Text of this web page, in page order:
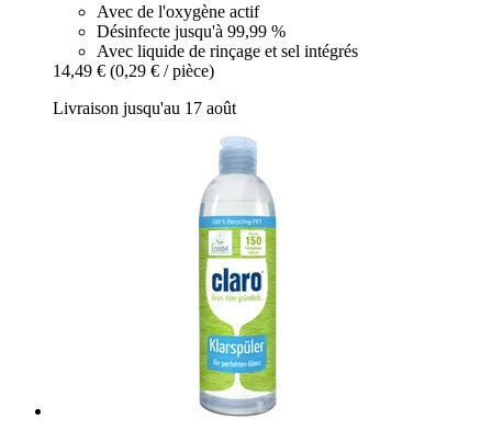
Avec de l'oxygène actif
Désinfecte jusqu'à 99,99 %
Avec liquide de rinçage et sel intégrés
14,49 € (0,29 € / pièce)
Livraison jusqu'au 17 août